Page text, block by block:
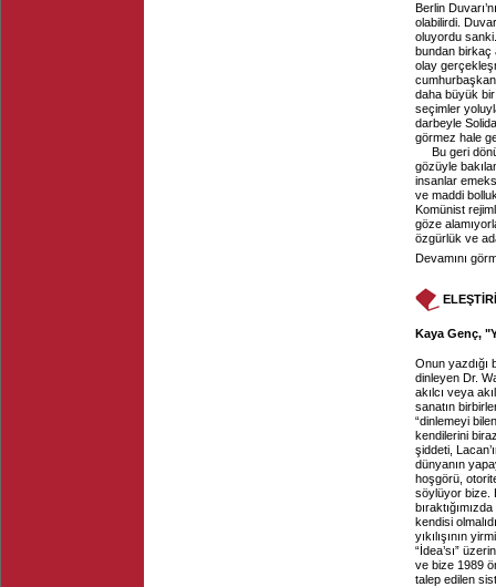
Berlin
olabilirdi.
oluyordu
bundan birkaç
olay
daha büyük
seçimler
darbeyle
görmez hale
Bu geri
gözüyle
insanlar
ve maddi
Komünist
göze
özgürlük ve
Devamını
Kaya Genç,
Onun yazdığı
dinleyen Dr.
akılcı veya
sanatın
“dinlemeyi
kendilerini
şiddeti,
dünyanın
hoşgörü,
söylüyor bize.
kendisi
yıkılışının
“İdea’sı”
ve bize 1989
talep edilen